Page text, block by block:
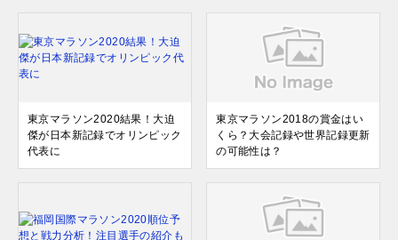
東京マラソン2020結果！大迫
傑が日本新記録でオリンピック
代表に
東京マラソン2018の賞金はい
くら？大会記録や世界記録更新
の可能性は？